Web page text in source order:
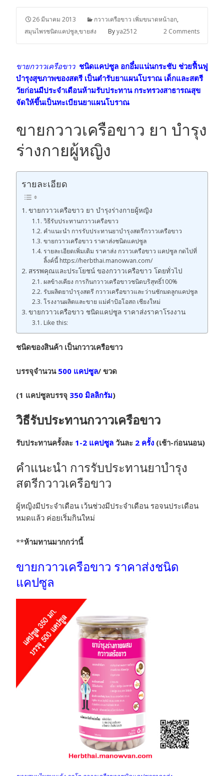
26 มีนาคม 2013 กวาวเครือขาว เพิ่มขนาดหน้าอก,
สมุนไพรชนิดแคปซูล,ขายส่ง
Byya2512 2 Comments
ขายกวาวเครือขาว ชนิดแคปซูล อกอึ๋มแน่นกระชับ ช่วยฟื้นฟู
บำรุงสุขภาพของสตรี เป็นตำรับยาแผนโบราณ เด็กและสตรี
วัยก่อนมีประจำเดือนห้ามรับประทาน กระทรวงสาธารณสุข
จัดให้ขึ้นเป็นทะเบียนยาแผนโบราณ
ขายกวาวเครือขาว ยา บำรุง
ร่างกายผู้หญิง
รายละเอียด
ขายกวาวเครือขาว ยา บำรุงร่างกายผู้หญิง
วิธีรับประทานกวาวเครือขาว
คำแนะนำ การรับประทานยาบำรุงสตรีกวาวเครือขาว
ขายกวาวเครือขาว ราคาส่งชนิดแคปซูล
รายละเอียดเพิ่มเติม ราคาส่ง กวาวเครือขาว แคปซูล กดไปที่
ลิ้งค์นี้ https://herbthai.manowvan.com/
สรรพคุณและประโยชน์ ของกวาวเครือขาว โดยทั่วไป
ผลข้างเคียง การกินกวาวเครือขาวชนิดบริสุทธิ์100%
รับผลิตยาบำรุงสตรี กวาวเครือขาวและว่านชักมดลูกแคปซูล
โรงงานผลิตและขาย แม่คำป้อโอสถ เชียงใหม่
ขายกวาวเครือขาว ชนิดแคปซูล ราคาส่งราคาโรงงาน
Like this:
ชนิดของสินค้า เป็นกวาวเครือขาว
บรรจุจำนวน 500 แคปซูล/ ขวด
(1 แคปซูลบรรจุ 350 มิลลิกรัม)
วิธีรับประทานกวาวเครือขาว
รับประทานครั้งละ 1-2 แคปซูล วันละ 2 ครั้ง (เช้า-ก่อนนอน)
คำแนะนำ การรับประทานยาบำรุง
สตรีกวาวเครือขาว
ผู้หญิงมีประจำเดือน เว้นช่วงมีประจำเดือน รอจนประเดือน
หมดแล้ว ค่อยเริ่มกินใหม่
**ห้ามทานมากกว่านี้
ขายกวาวเครือขาว ราคาส่งชนิด
แคปซูล